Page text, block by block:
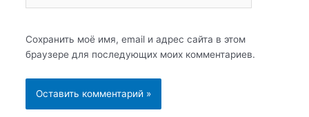
Сохранить моё имя, email и адрес сайта в этом
браузере для последующих моих комментариев.